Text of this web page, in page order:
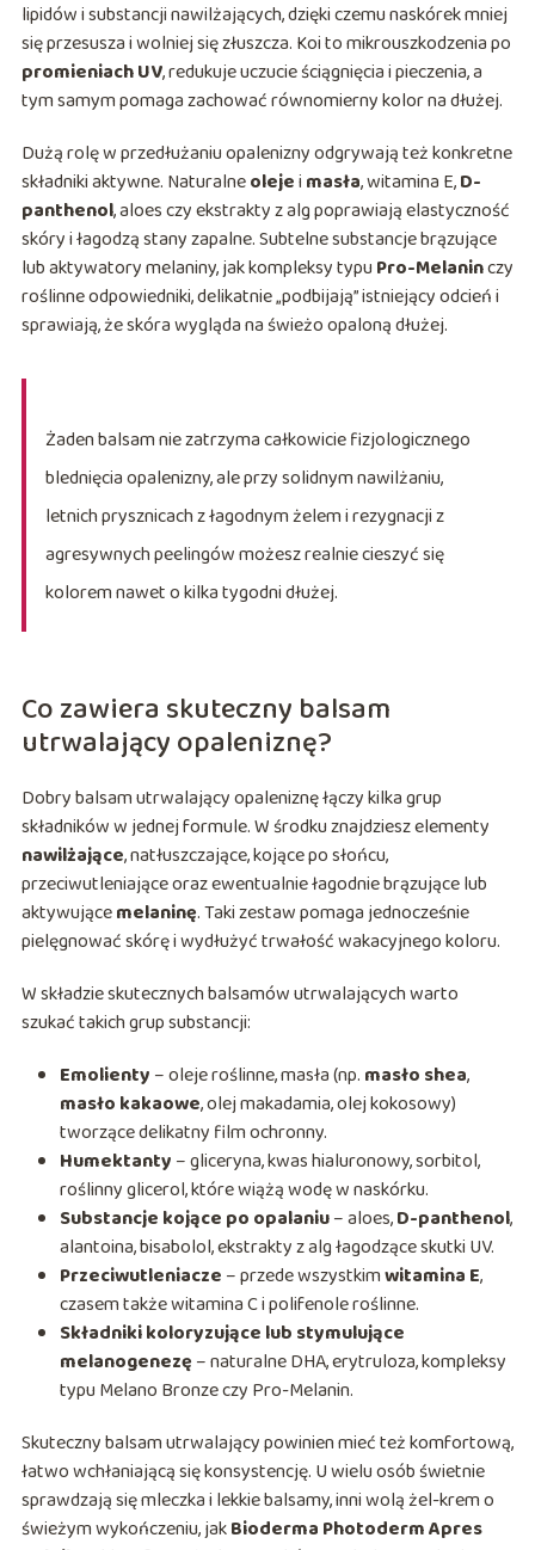
lipidów i substancji nawilżających, dzięki czemu naskórek mniej
się przesusza i wolniej się złuszcza. Koi to mikrouszkodzenia po
promieniach UV, redukuje uczucie ściągnięcia i pieczenia, a
tym samym pomaga zachować równomierny kolor na dłużej.
Dużą rolę w przedłużaniu opalenizny odgrywają też konkretne
składniki aktywne. Naturalneolejei masła, witamina E,D-
panthenol, aloes czy ekstrakty z alg poprawiają elastyczność
skóry i łagodzą stany zapalne. Subtelne substancje brązujące
lub aktywatory melaniny, jak kompleksy typuPro-Melaninczy
roślinne odpowiedniki, delikatnie „podbijają” istniejący odcień i
sprawiają, że skóra wygląda na świeżo opaloną dłużej.
Żaden balsam nie zatrzyma całkowicie fizjologicznego
blednięcia opalenizny, ale przy solidnym nawilżaniu,
letnich prysznicach z łagodnym żelem i rezygnacji z
agresywnych peelingów możesz realnie cieszyć się
kolorem nawet o kilka tygodni dłużej.
Co zawiera skuteczny balsam
utrwalający opaleniznę?
Dobry balsam utrwalający opaleniznę łączy kilka grup
składników w jednej formule. W środku znajdziesz elementy
nawilżające, natłuszczające, kojące po słońcu,
przeciwutleniające oraz ewentualnie łagodnie brązujące lub
aktywującemelaninę. Taki zestaw pomaga jednocześnie
pielęgnować skórę i wydłużyć trwałość wakacyjnego koloru.
W składzie skutecznych balsamów utrwalających warto
szukać takich grup substancji:
Emolienty – oleje roślinne, masła (np. masło shea,
masło kakaowe, olej makadamia, olej kokosowy)
tworzące delikatny film ochronny.
Humektanty – gliceryna, kwas hialuronowy, sorbitol,
roślinny glicerol, które wiążą wodę w naskórku.
Substancje kojące po opalaniu– aloes,D-panthenol,
alantoina, bisabolol, ekstrakty z alg łagodzące skutki UV.
Przeciwutleniacze – przede wszystkimwitamina E,
czasem także witamina C i polifenole roślinne.
Składniki koloryzujące lub stymulujące
melanogenezę – naturalne DHA, erytruloza, kompleksy
typu Melano Bronze czy Pro-Melanin.
Skuteczny balsam utrwalający powinien mieć też komfortową,
łatwo wchłaniającą się konsystencję. U wielu osób świetnie
sprawdzają się mleczka i lekkie balsamy, inni wolą żel-krem o
świeżym wykończeniu, jakBioderma Photoderm Apres